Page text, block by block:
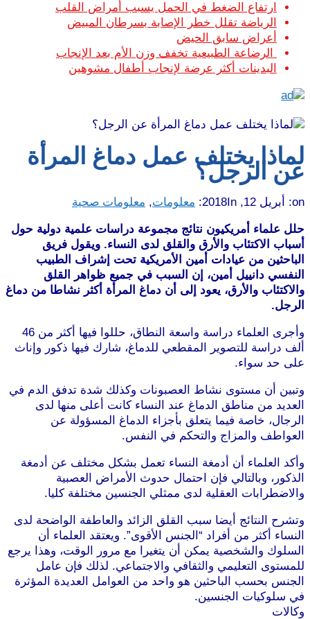
ارتفاع الضغط في الحمل يسبب أمراض القلب
الرياضة تقلل خطر الإصابة بسرطان المبيض
أعراض سابق الحيض
الرضاعة الطبيعية تخفف وزن الأم بعد الإنجاب
البدينات أكثر عرضة لإنجاب أطفال مشوهين
لماذا يختلف عمل دماغ المرأة
عن الرجل؟
on: أبريل 12, 2018 In: معلومات, معلومات صحية
حلل علماء أمريكيون نتائج مجموعة دراسات علمية دولية حول
أسباب الاكتئاب والأرق والقلق لدى النساء. ويقول فريق
الباحثين من عيادات أمين الأمريكية تحت إشراف الطبيب
النفسي دانييل أمين، إن السبب في جميع ظواهر القلق
والاكتئاب والأرق، يعود إلى أن دماغ المرأة أكثر نشاطا من دماغ
الرجل.
وأجرى العلماء دراسة واسعة النطاق، حللوا فيها أكثر من 46
ألف دراسة للتصوير المقطعي للدماغ، شارك فيها ذكور وإناث
على حد سواء.
وتبين أن مستوى نشاط العصبونات وكذلك شدة تدفق الدم في
العديد من مناطق الدماغ عند النساء كانت أعلى منها لدى
الرجال، خاصة فيما يتعلق بأجزاء الدماغ المسؤولة عن
العواطف والمزاج والتحكم في النفس.
وأكد العلماء أن أدمغة النساء تعمل بشكل مختلف عن أدمغة
الذكور، وبالتالي فإن احتمال حدوث الأمراض العصبية
والاضطرابات العقلية لدى ممثلي الجنسين مختلفة كليا.
وتشرح النتائج أيضا سبب القلق الزائد والعاطفة الواضحة لدى
النساء أكثر من أفراد “الجنس الأقوى”. ويعتقد العلماء أن
السلوك والشخصية يمكن أن يتغيرا مع مرور الوقت، وهذا يرجع
للمستوى التعليمي والثقافي والاجتماعي. لذلك فإن عامل
الجنس بحسب الباحثين هو واحد من العوامل العديدة المؤثرة
في سلوكيات الجنسين.
وكالات